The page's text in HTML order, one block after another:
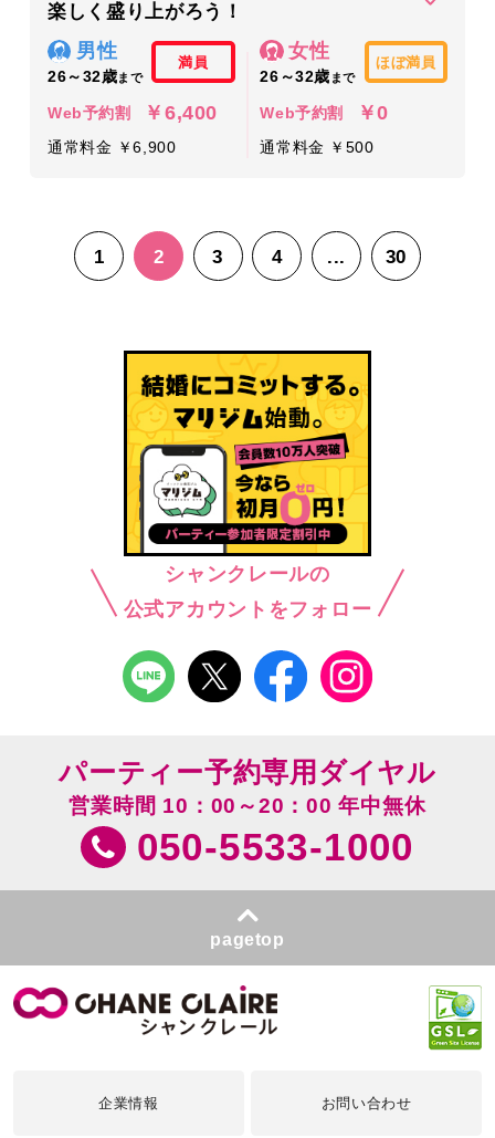
楽しく盛り上がろう！
男性
26～32歳まで
満員
Web予約割 ￥6,400
通常料金 ￥6,900
女性
26～32歳 まで
ほぼ満員
Web予約割 ￥0
通常料金 ￥500
1 2 3 4 ... 30
シャンクレールの
公式アカウントをフォロー
パーティー予約専用ダイヤル
営業時間 10：00～20：00 年中無休
050-5533-1000
pagetop
企業情報 お問い合わせ